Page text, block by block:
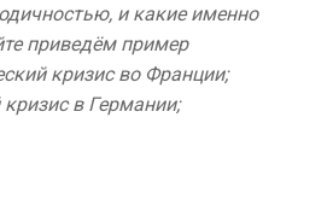
и какие именно
приведём пример
кризис во Франции;
в Германии;